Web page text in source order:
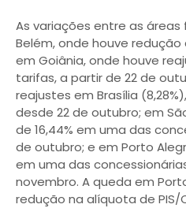
As variações entre as áreas
Belém, onde houve redução
em Goiânia, onde houve
tarifas, a partir de 22 de
reajustes em Brasília
desde 22 de outubro; em
de 16,44% em uma das
de outubro; e em Porto
em uma das
novembro. A queda em
redução na alíquota de PIS/